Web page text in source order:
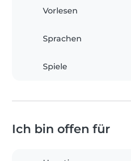
Vorlesen
Sprachen
Spiele
Ich bin offen für